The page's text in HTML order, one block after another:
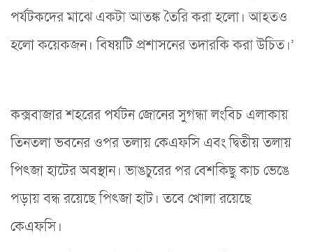
পর্যটকদের মাঝে একটা আতঙ্ক তৈরি করা হলো। আহতও
হলো কয়েকজন। বিষয়টি প্রশাসনের তদারকি করা উচিত।’
কক্সবাজার শহরের পর্যটন জোনের সুগন্ধা লংবিচ এলাকায়
তিনতলা ভবনের ওপর তলায় কেএফসি এবং দ্বিতীয় তলায়
পিৎজা হাটের অবস্থান। ভাঙচুরের পর বেশকিছু কাচ ভেঙে
পড়ায় বন্ধ রয়েছে পিৎজা হাট। তবে খোলা রয়েছে
কেএফসি।